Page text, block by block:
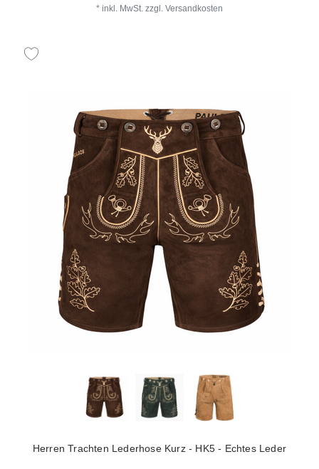
* inkl. MwSt. zzgl. Versandkosten
Herren Trachten Lederhose Kurz - HK5 - Echtes Leder